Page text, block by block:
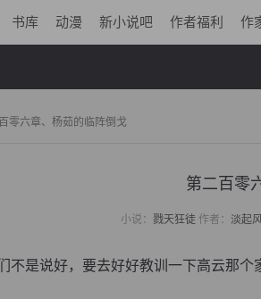
书库 动漫 新小说吧 作者福利 作
零六章、杨茹的临阵倒戈
第二百零
小说： 戮天狂徒作者： 淡起
是说好，要去好好教训一下高云那个